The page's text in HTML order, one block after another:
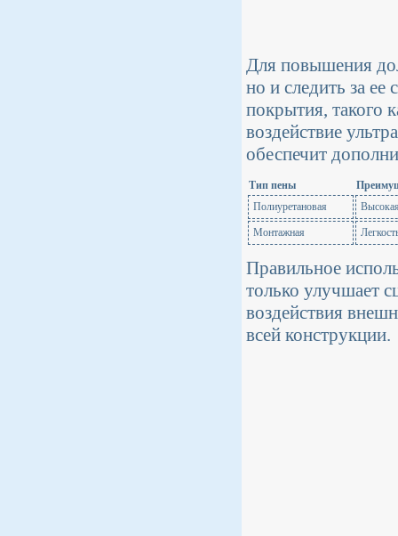
Для повышения
но и следить за ее
покрытия, такого
воздействие
обеспечит
Тип пены
Полиуретановая
Монтажная
Правильное
только улучшает
воздействия
всей конструкции.